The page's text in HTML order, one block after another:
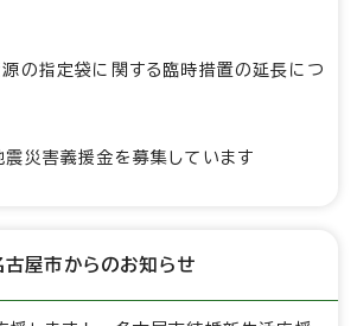
源の指定袋に関する臨時措置の延長につ
災害義援金を募集しています
古屋市からのお知らせ